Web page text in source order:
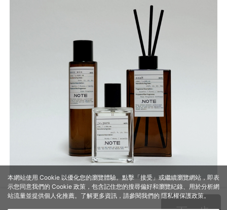
本網站使用 Cookie 以優化您的瀏覽體驗。點擊「接受」或繼續瀏覽網站，即表
示您同意我們的 Cookie 政策，包含記住您的搜尋偏好和瀏覽紀錄、用於分析網
站流量並提供個人化推薦。了解更多資訊，請參閱我們的 隱私權保護政策。